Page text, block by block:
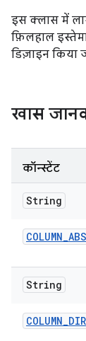
इस क्लास में
फ़िलहाल
डिज़ाइन किया
खास
कॉन्स्टेंट
String
COLUMN_
String
COLUMN_